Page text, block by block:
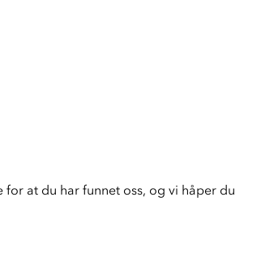
at du har funnet oss, og vi håper du